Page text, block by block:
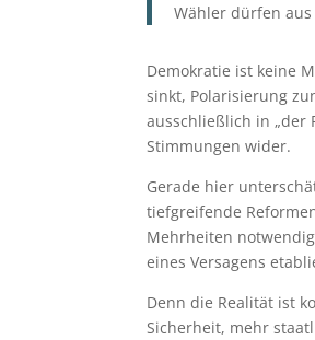
Wähler dürfen
Demokratie ist keine
sinkt, Polarisierung
ausschließlich in „der
Stimmungen wider.
Gerade hier
tiefgreifende
Mehrheiten
eines Versagens
Denn die Realität ist
Sicherheit, mehr